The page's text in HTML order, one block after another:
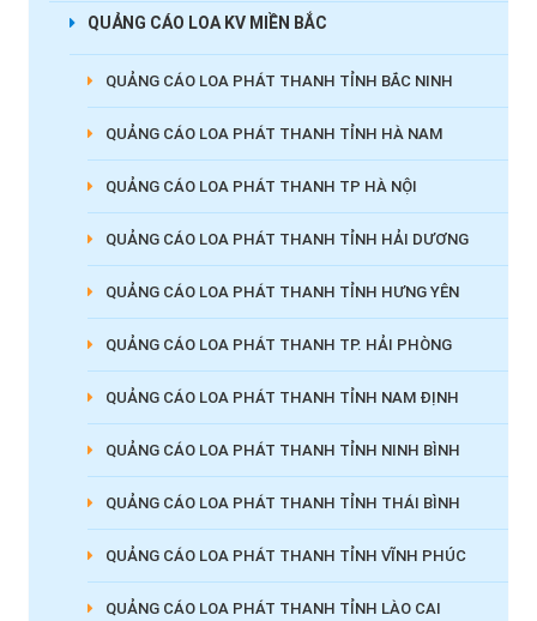
QUẢNG CÁO LOA KV MIỀN BẮC
QUẢNG CÁO LOA PHÁT THANH TỈNH BẮC NINH
QUẢNG CÁO LOA PHÁT THANH TỈNH HÀ NAM
QUẢNG CÁO LOA PHÁT THANH TP HÀ NỘI
QUẢNG CÁO LOA PHÁT THANH TỈNH HẢI DƯƠNG
QUẢNG CÁO LOA PHÁT THANH TỈNH HƯNG YÊN
QUẢNG CÁO LOA PHÁT THANH TP. HẢI PHÒNG
QUẢNG CÁO LOA PHÁT THANH TỈNH NAM ĐỊNH
QUẢNG CÁO LOA PHÁT THANH TỈNH NINH BÌNH
QUẢNG CÁO LOA PHÁT THANH TỈNH THÁI BÌNH
QUẢNG CÁO LOA PHÁT THANH TỈNH VĨNH PHÚC
QUẢNG CÁO LOA PHÁT THANH TỈNH LÀO CAI